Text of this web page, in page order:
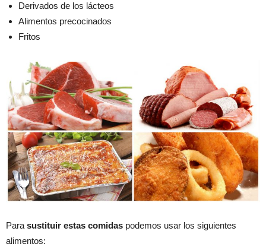
Derivados de los lácteos
Alimentos precocinados
Fritos
Parasustituir estas comidas podemos usar los siguientes
alimentos: